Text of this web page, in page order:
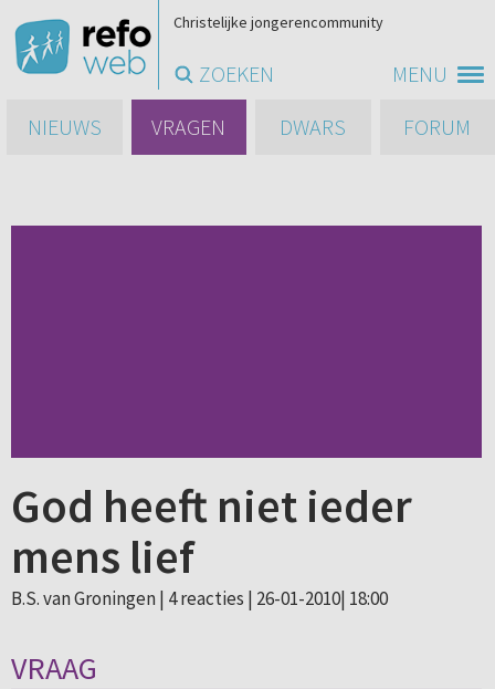
MENU
Christelijke jongerencommunity
ZOEKEN
NIEUWS
VRAGEN DWARS FORUM
God heeft niet ieder
mens lief
B.S. van Groningen | 4 reacties | 26-01-2010| 18:00
VRAAG